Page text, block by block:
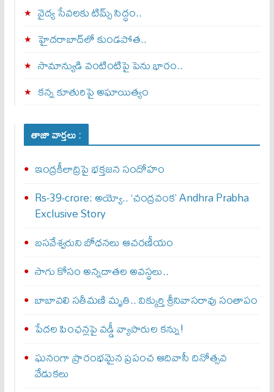
వైద్య సేవలకు టిమ్స్‌ సిద్ధం..
హైదరాబాద్‌లో కుండపోత..
సామాన్యుడి వంటింటిపై పెను భారం..
కన్న కూతురిపై అఘాయిత్యం
తాజా వార్తలు :
ఇంద్రకీలాద్రిపై భక్తజన సందోహం
Rs-39-crore: అయ్యో.. ‘చంద్రవంక’ Andhra Prabha
Exclusive Story
బసవేశ్వరుని బోధనలు ఆచరణీయం
సాగు కోసం అన్నదాతల అవస్థలు..
బాబావలి సతీమణి మృతి.. విక్కుర్తి శ్రీనివాసరావు సంతాపం
పేదల పింఛన్లపై వడ్డీ వ్యాపారుల కన్ను!
ఘనంగా ప్రారంభమైన ప్రపంచ ఆదివాసీ దినోత్సవ
వేడుకలు